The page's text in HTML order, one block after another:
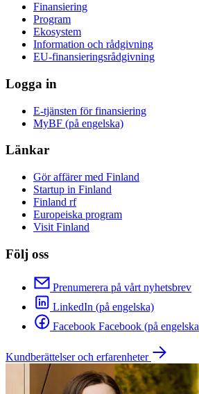
Finansiering
Program
Ekosystem
Information och rådgivning
EU-finansieringsrådgivning
Logga in
E-tjänsten för finansiering
MyBF (på engelska)
Länkar
Gör affärer med Finland
Startup in Finland
Finland rf
Europeiska program
Visit Finland
Följ oss
Prenumerera på vårt nyhetsbrev
LinkedIn (på engelska)
Facebook Facebook (på engelska
Kundberättelser och erfarenheter